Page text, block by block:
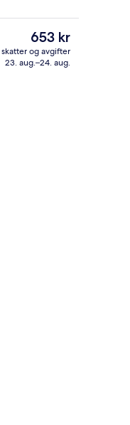
Den
nåværende
prisen
653 kr
og avgifter
23. aug.–24. aug.